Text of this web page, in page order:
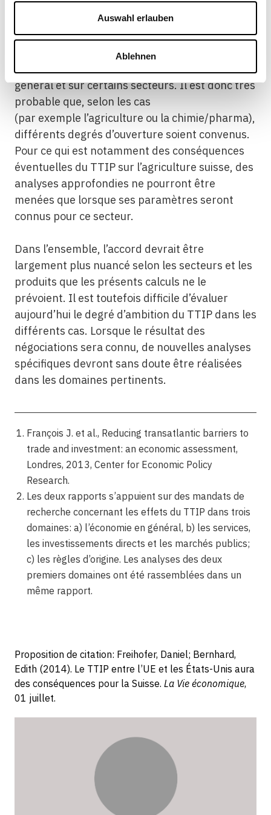
Auswahl erlauben
Ablehnen
La prudence s’impose pour interpréter les
résultats du modèle d’équilibre général
calculable. Les résultats quantitatifs ne
donnent qu’une idée de l’ordre de grandeur des
éventuels effets du TTIP sur l’économie en
général et sur certains secteurs. Il est donc très
probable que, selon les cas
(par exemple l’agriculture ou la chimie/pharma),
différents degrés d’ouverture soient convenus.
Pour ce qui est notamment des conséquences
éventuelles du TTIP sur l’agriculture suisse, des
analyses approfondies ne pourront être
menées que lorsque ses paramètres seront
connus pour ce secteur.
Dans l’ensemble, l’accord devrait être
largement plus nuancé selon les secteurs et les
produits que les présents calculs ne le
prévoient. Il est toutefois difficile d’évaluer
aujourd’hui le degré d’ambition du TTIP dans les
différents cas. Lorsque le résultat des
négociations sera connu, de nouvelles analyses
spécifiques devront sans doute être réalisées
dans les domaines pertinents.
François J. et al., Reducing transatlantic barriers to
trade and investment: an economic assessment,
Londres, 2013, Center for Economic Policy
Research.
Les deux rapports s’appuient sur des mandats de
recherche concernant les effets du TTIP dans trois
domaines: a) l’économie en général, b) les services,
les investissements directs et les marchés publics;
c) les règles d’origine. Les analyses des deux
premiers domaines ont été rassemblées dans un
même rapport.
Proposition de citation: Freihofer, Daniel; Bernhard,
Edith (2014). Le TTIP entre l’UE et les États-Unis aura
des conséquences pour la Suisse. La Vie économique,
01 juillet.